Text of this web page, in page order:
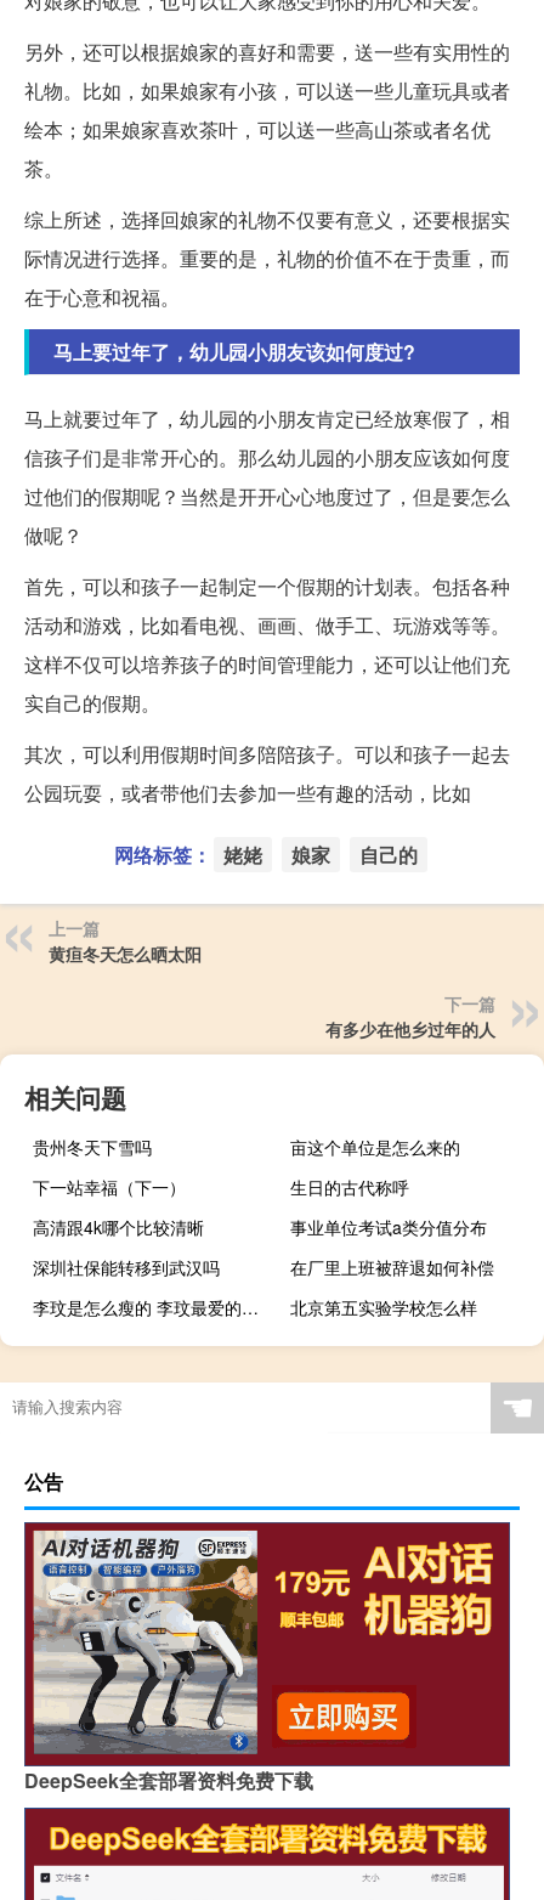
另外，还可以根据娘家的喜好和需要，送一些有实用性的
礼物。比如，如果娘家有小孩，可以送一些儿童玩具或者
绘本；如果娘家喜欢茶叶，可以送一些高山茶或者名优
茶。
综上所述，选择回娘家的礼物不仅要有意义，还要根据实
际情况进行选择。重要的是，礼物的价值不在于贵重，而
在于心意和祝福。
马上要过年了，幼儿园小朋友该如何度过?
马上就要过年了，幼儿园的小朋友肯定已经放寒假了，相
信孩子们是非常开心的。那么幼儿园的小朋友应该如何度
过他们的假期呢？当然是开开心心地度过了，但是要怎么
做呢？
首先，可以和孩子一起制定一个假期的计划表。包括各种
活动和游戏，比如看电视、画画、做手工、玩游戏等等。
这样不仅可以培养孩子的时间管理能力，还可以让他们充
实自己的假期。
其次，可以利用假期时间多陪陪孩子。可以和孩子一起去
公园玩耍，或者带他们去参加一些有趣的活动，比如
网络标签： 姥姥 娘家 自己的
上一篇
黄疸冬天怎么晒太阳
下一篇
有多少在他乡过年的人
相关问题
贵州冬天下雪吗
亩这个单位是怎么来的
下一站幸福（下一）
生日的古代称呼
高清跟4k哪个比较清晰
事业单位考试a类分值分布
深圳社保能转移到武汉吗
在厂里上班被辞退如何补偿
李玟是怎么瘦的 李玟最爱的男人是谁
北京第五实验学校怎么样
☚
公告
DeepSeek全套部署资料免费下载